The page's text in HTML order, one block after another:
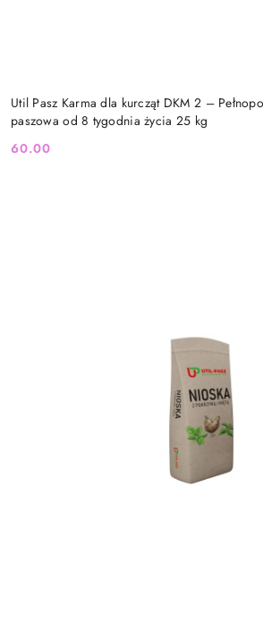
Util Pasz Karma dla kurcząt DKM 2 –
paszowa od 8 tygodnia życia 25 kg
Cena:
60.00